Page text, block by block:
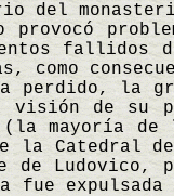
del
fallidos
como
perdido, la
de su
mayoría de
la Catedral de
de Ludovico,
fue expulsada